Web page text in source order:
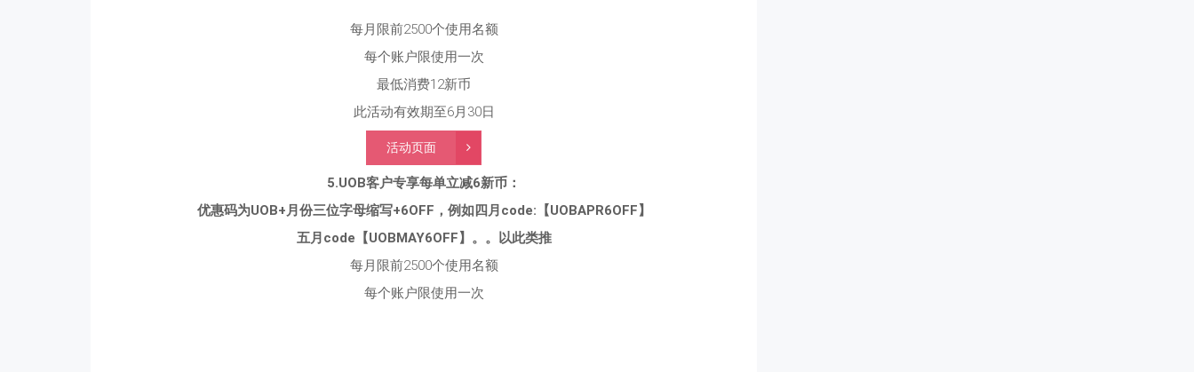
每月限前2500个使用名额
每个账户限使用一次
最低消费12新币
此活动有效期至6月30日
活动页面
5.UOB客户专享每单立减6新币：
优惠码为UOB+月份三位字母缩写+6OFF，例如四月code:【UOBAPR6OFF】
五月code【UOBMAY6OFF】。。以此类推
每月限前2500个使用名额
每个账户限使用一次